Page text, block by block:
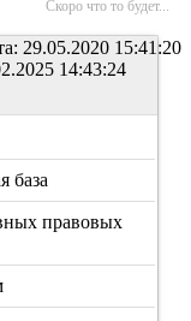
Скоро что то будет...
29.05.2020 15:41:20
14:43:24
база
правовых